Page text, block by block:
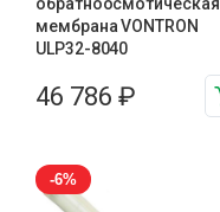
мембрана VONTRON
ULP32-8040
46 786 ₽
-6%